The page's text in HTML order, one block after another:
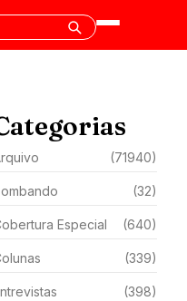
(71940)
(32)
Especial (640)
(339)
(398)